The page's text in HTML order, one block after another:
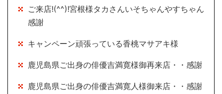
ご来店!(^^)!宮根様タカさんいそちゃんやすちゃん
感謝
キャンペーン頑張っている香桃マサアキ様
鹿児島県ご出身の俳優吉満寛様御再来店・・感謝
鹿児島県ご出身の俳優吉満寛人様御来店・・感謝